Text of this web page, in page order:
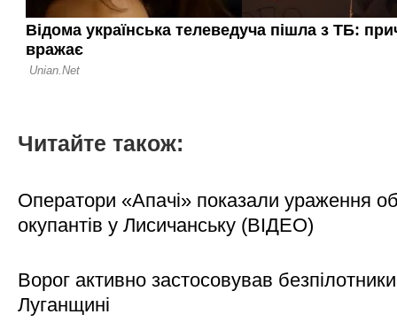
Читайте також:
Оператори «Апачі» показали ураження
окупантів у Лисичанську (ВІДЕО)
Ворог активно застосовував
Луганщині